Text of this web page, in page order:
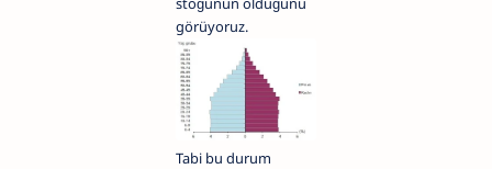
görüyoruz.
Tabi bu durum